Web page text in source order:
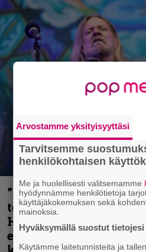
”Metallica on
te haluatte jonkun
Hetfield?” – Pepper
ensimmäistä
Arvostamme yksityisyyttäsi
Tarvitsemme
henkilökohtaisen
Me ja huolellisesti valitsemamme
hyödynnämme henkilötietoja
käyttäjäkokemuksen sekä
mainoksia.
Hyväksymällä suostut
Käytämme laitetunnisteita ja